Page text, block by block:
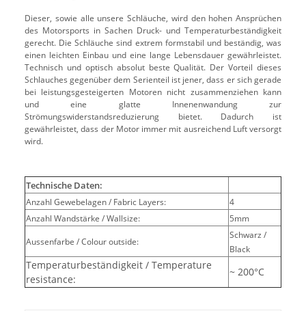
Dieser, sowie alle unsere Schläuche, wird den hohen Ansprüchen
des Motorsports in Sachen Druck- und Temperaturbeständigkeit
gerecht. Die Schläuche sind extrem formstabil und beständig, was
einen leichten Einbau und eine lange Lebensdauer gewährleistet.
Technisch und optisch absolut beste Qualität. Der Vorteil dieses
Schlauches gegenüber dem Serienteil ist jener, dass er sich gerade
bei leistungsgesteigerten Motoren nicht zusammenziehen kann
und eine glatte Innenenwandung zur
Strömungswiderstandsreduzierung bietet. Dadurch ist
gewährleistet, dass der Motor immer mit ausreichend Luft versorgt
wird.
Technische Daten:
Anzahl Gewebelagen / Fabric Layers:
4
Anzahl Wandstärke / Wallsize:
5mm
Aussenfarbe / Colour outside:
Schwarz /
Black
Temperaturbeständigkeit / Temperature
resistance:
~ 200°C